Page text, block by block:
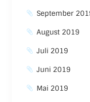
September
August 2019
Juli 2019
Juni 2019
Mai 2019